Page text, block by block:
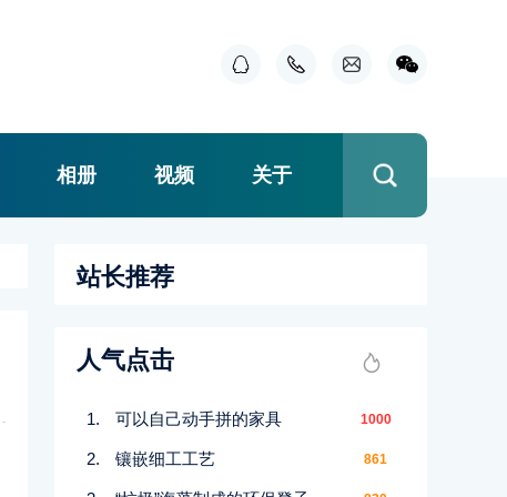
相册 视频 关于
站长推荐
人气点击
可以自己动手拼的家具 1000
镶嵌细工工艺 861